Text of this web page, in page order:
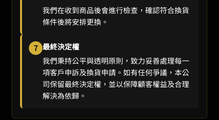
我們在收到商品後會進行檢查，確認符合換貨
條件後將安排更換。
7 最終決定權
我們秉持公平與透明原則，致力妥善處理每一
項客戶申訴及換貨申請。如有任何爭議，本公
司保留最終決定權，並以保障顧客權益及合理
解決為依歸。